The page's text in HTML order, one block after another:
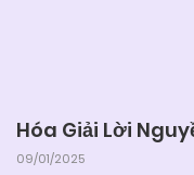
Hóa Giải Lời
09/01/2025